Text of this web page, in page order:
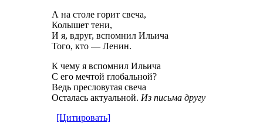
А на столе горит свеча,
Колышет тени,
И я, вдруг, вспомнил Ильича
Того, кто — Ленин.
К чему я вспомнил Ильича
С его мечтой глобальной?
Ведь пресловутая свеча
Осталась актуальной. Из письма другу
[Цитировать]